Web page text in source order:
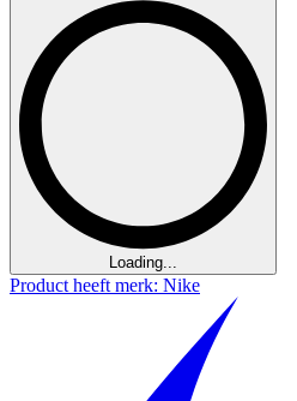
Loading...
Product heeft merk: Nike